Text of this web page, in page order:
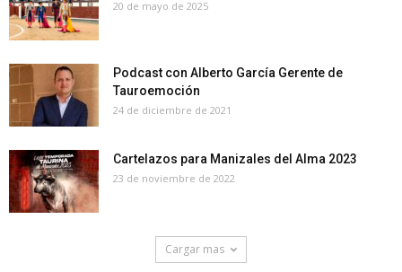
20 de mayo de 2025
Podcast con Alberto García Gerente de
Tauroemoción
24 de diciembre de 2021
Cartelazos para Manizales del Alma 2023
23 de noviembre de 2022
Cargar mas